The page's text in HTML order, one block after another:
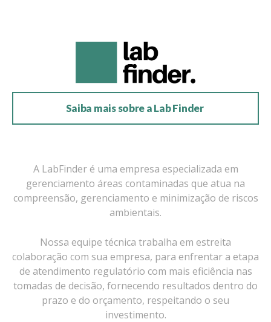
Saiba mais sobre a Lab Finder
A LabFinder é uma empresa especializada em
gerenciamento áreas contaminadas que atua na
compreensão, gerenciamento e minimização de riscos
ambientais.
Nossa equipe técnica trabalha em estreita
colaboração com sua empresa, para enfrentar a etapa
de atendimento regulatório com mais eficiência nas
tomadas de decisão, fornecendo resultados dentro do
prazo e do orçamento, respeitando o seu
investimento.